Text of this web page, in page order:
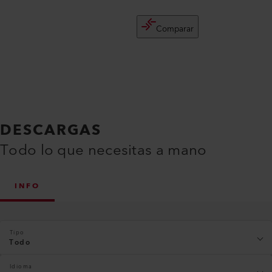
Comparar
DESCARGAS
Todo lo que necesitas a mano
INFO
Tipo
Todo
Idioma